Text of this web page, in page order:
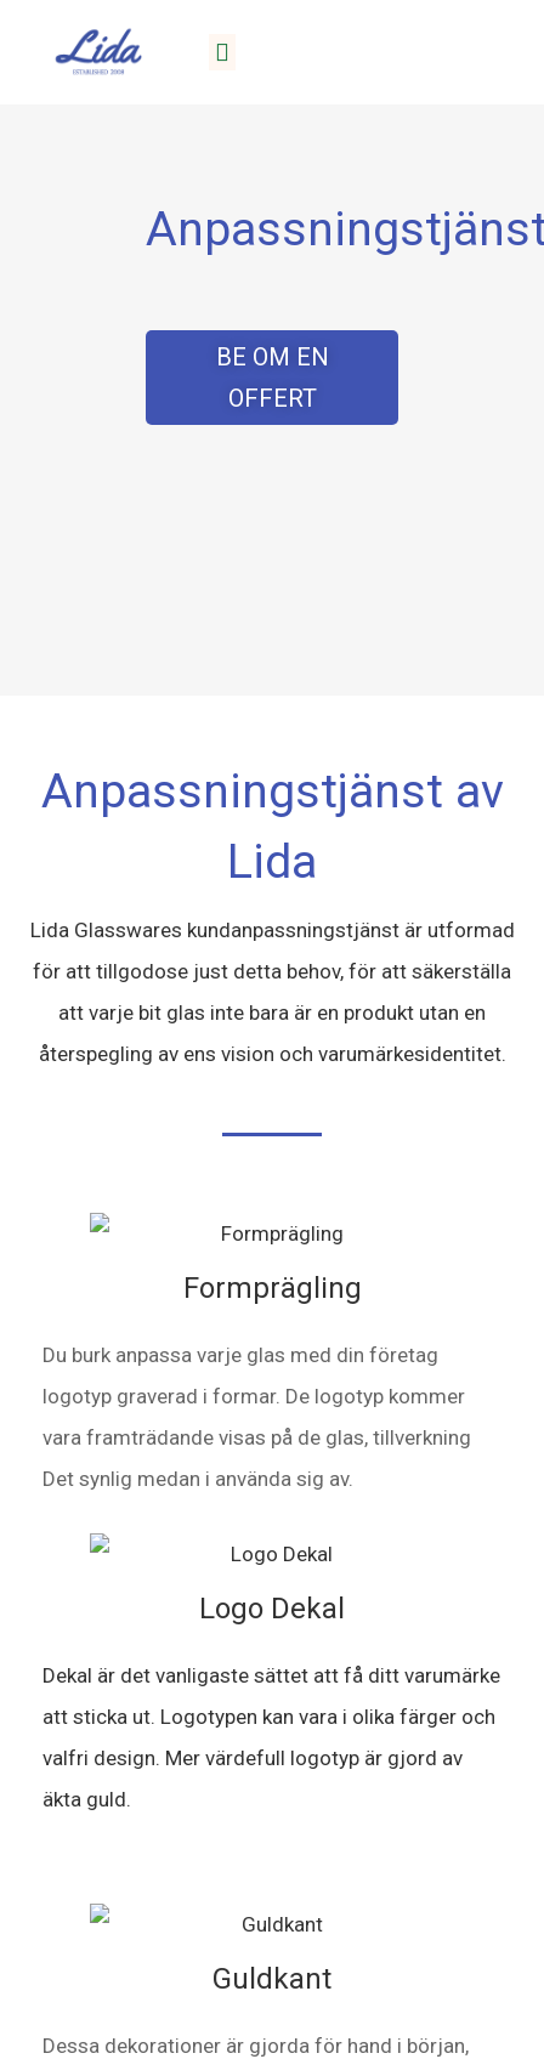
BE OM EN
OFFERT
Anpassningstjänst av
Lida
Lida Glasswares kundanpassningstjänst är utformad
för att tillgodose just detta behov, för att säkerställa
att varje bit glas inte bara är en produkt utan en
återspegling av ens vision och varumärkesidentitet.
Formprägling
Du burk anpassa varje glas med din företag
logotyp graverad i formar. De logotyp kommer
vara framträdande visas på de glas, tillverkning
Det synlig medan i använda sig av.
Logo Dekal
Dekal är det vanligaste sättet att få ditt varumärke
att sticka ut. Logotypen kan vara i olika färger och
valfri design. Mer värdefull logotyp är gjord av
äkta guld.
Guldkant
Dessa dekorationer är gjorda för hand i början,